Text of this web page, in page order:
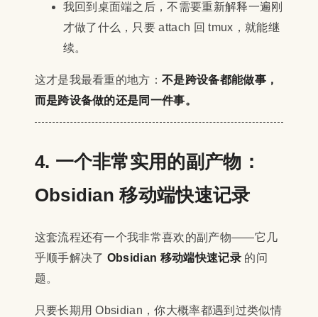
我回到桌面端之后，不需要重新解释一遍刚
才做了什么，只要 attach 回 tmux，就能继
续。
这才是我最看重的地方：不是跨设备都能做事，
而是跨设备做的还是同一件事。
4. 一个非常实用的副产物：
Obsidian 移动端快速记录
这套流程还有一个我非常喜欢的副产物——它几
乎顺手解决了 Obsidian 移动端快速记录的问
题。
只要长期用 Obsidian，你大概率都遇到过类似情